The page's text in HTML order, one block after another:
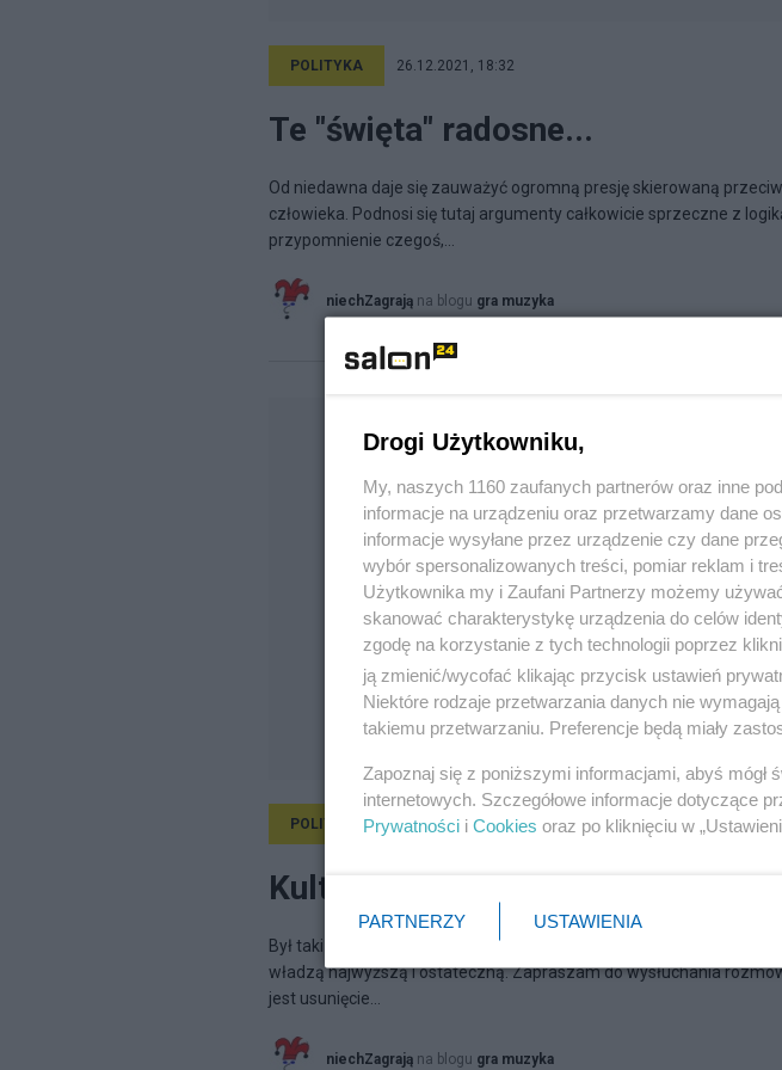
POLITYKA 26.12.2021, 18:32
Te "święta" radosne...
Od niedawna daje się zauważyć ogromną presję skierowaną
człowieka. Podnosi się tutaj argumenty całkowicie sprzeczne z
przypomnienie czegoś,...
niechZagrają na blogu gra muzyka
POLITYKA 26.12.2021, 14:41
Kulturkampf wraca...
Był taki czas, kiedy WŁADZA konfiskowała klasztory. Teraz znowu
władzą najwyższą i ostateczną. Zapraszam do wysłuchania
jest usunięcie...
niechZagrają na blogu gra muzyka
Drogi Użytkowniku,
My, naszych 1160 zaufanych partnerów oraz inne
informacje na urządzeniu oraz przetwarzamy dane
informacje wysyłane przez urządzenie czy dane
wybór spersonalizowanych treści, pomiar reklam i
Użytkownika my i Zaufani Partnerzy możemy
skanować charakterystykę urządzenia do celów
zgodę na korzystanie z tych technologii poprzez
ją zmienić/wycofać klikając przycisk ustawień
Niektóre rodzaje przetwarzania danych nie
takiemu przetwarzaniu. Preferencje będą miały
Zapoznaj się z poniższymi informacjami, abyś
internetowych. Szczegółowe informacje dotyczące
Prywatności i Cookies oraz po kliknięciu w
PARTNERZY USTAWIENIA